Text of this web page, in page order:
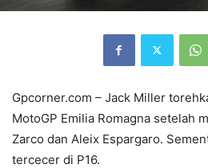
Gpcorner.com – Jack Miller
MotoGP Emilia Romagna setelah
Zarco dan Aleix Espargaro.
tercecer di P16.